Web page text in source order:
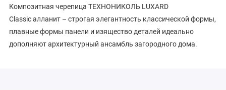
Композитная черепица ТЕХНОНИКОЛЬ LUXARD
Classic алланит – строгая элегантность классической формы,
плавные формы панели и изящество деталей идеально
дополняют архитектурный ансамбль загородного дома.